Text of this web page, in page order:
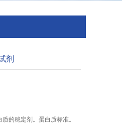
剂
的稳定剂。蛋白质标准。